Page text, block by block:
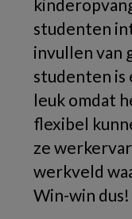
studenten
invullen van
studenten is
leuk omdat
flexibel
ze
werkveld
Win-win dus!